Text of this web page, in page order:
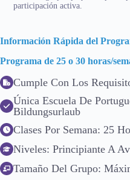
participación activa.
Información Rápida del
Programa de 25 o 30 horas/
Cumple Con Los
Única Escuela De
Bildungsurlaub
Clases Por Semana: 25
Niveles: Principiante A
Tamaño Del Grupo: